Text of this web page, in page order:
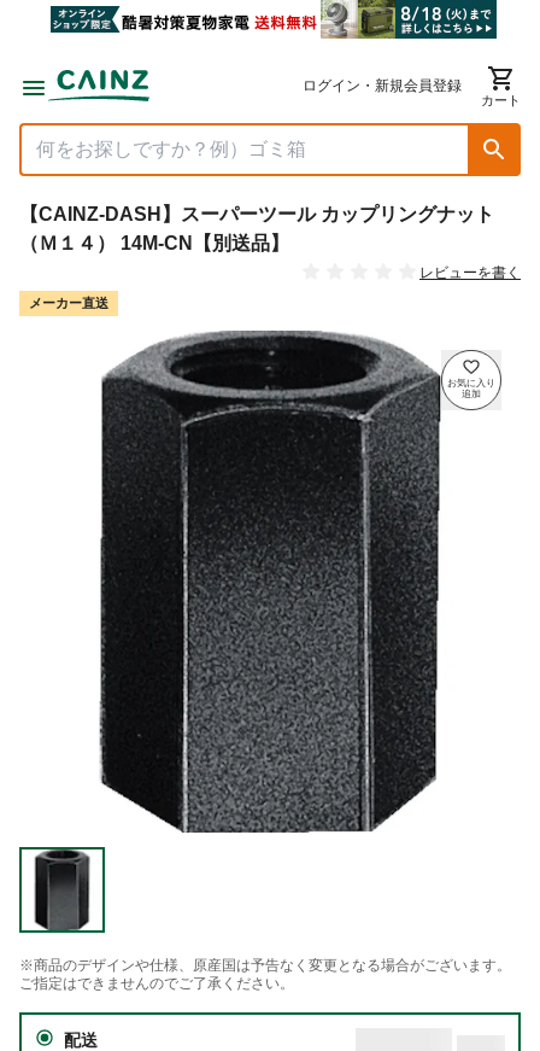
ログイン・新規会員登録
カート
【CAINZ-DASH】スーパーツール カップリングナット
（Ｍ１４） 14M-CN【別送品】
レビューを書く
メーカー直送
※商品のデザインや仕様、原産国は予告なく変更となる場合がございます。
ご指定はできませんのでご了承ください。
配送